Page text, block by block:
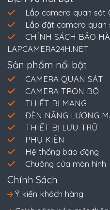
Lắp camera quan sát
Lắp đặt camera quan
CHÍNH SÁCH BẢO
LAPCAMERA24H.NET
Sản phẩm nổi bật
CAMERA QUAN SÁT
CAMERA TRỌN BỘ
THIẾT BỊ MẠNG
ĐÈN NĂNG LƯỢNG
THIẾT BỊ LƯU TRỮ
PHỤ KIỆN
Hệ thống báo động
Chuông cửa màn hình
Chính Sách
Ý kiến khách hàng